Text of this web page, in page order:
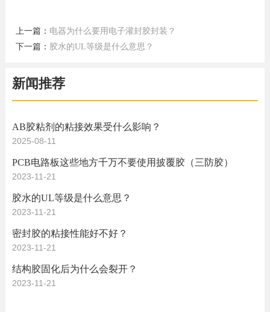
上一篇： 电器为什么要用电子灌封胶封装？
下一篇： 胶水的UL等级是什么意思？
新闻推荐
AB胶粘剂的粘接效果受什么影响？
2025-08-11
PCB电路板这些地方千万不要使用披覆胶（三防胶）
2023-11-21
胶水的UL等级是什么意思？
2023-11-21
密封胶的粘接性能好不好？
2023-11-21
结构胶固化后为什么会裂开？
2023-11-21